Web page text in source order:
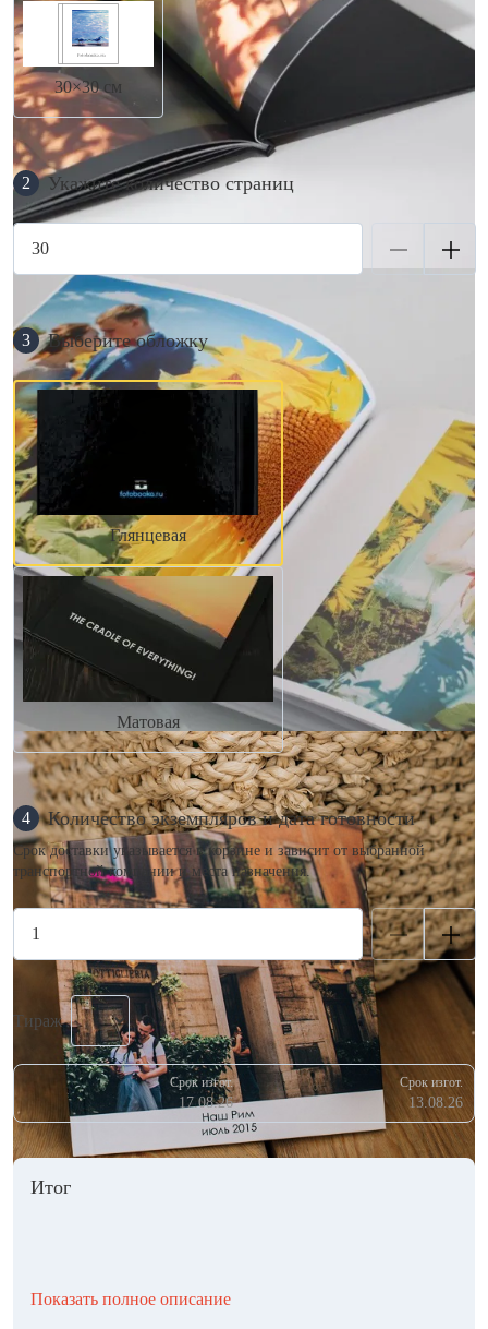
30×30 см
2 Укажите количество страниц
3 Выберите обложку
Глянцевая
Матовая
4 Количество экземпляров и дата готовности
Срок доставки указывается в корзине и зависит от выбранной
транспортной компании и места назначения.
Тираж
Срок изгот.
17.08.26
Срок изгот.
13.08.26
Итог
Показать полное описание